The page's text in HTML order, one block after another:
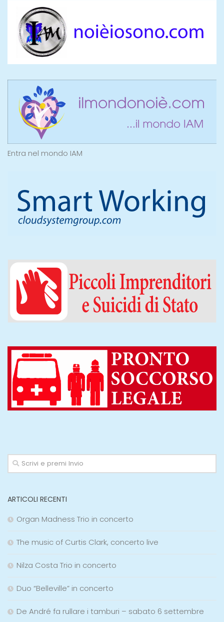
Entra nel mondo IAM
ARTICOLI RECENTI
Organ Madness Trio in concerto
The music of Curtis Clark, concerto live
Nilza Costa Trio in concerto
Duo “Belleville” in concerto
De André fa rullare i tamburi – sabato 6 settembre